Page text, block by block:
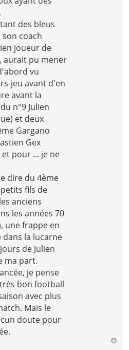
des bleus
coach
joueur de
aurait pu mener
vu
jeu avant d'en
avant la
n°9 Julien
et deux
Gargano
Gex
pour ... je ne
dire du 4ème
fils de
anciens
les années 70
une frappe en
la lucarne
de Julien
ma part.
je pense
bon football
avec plus
Mais le
doute pour